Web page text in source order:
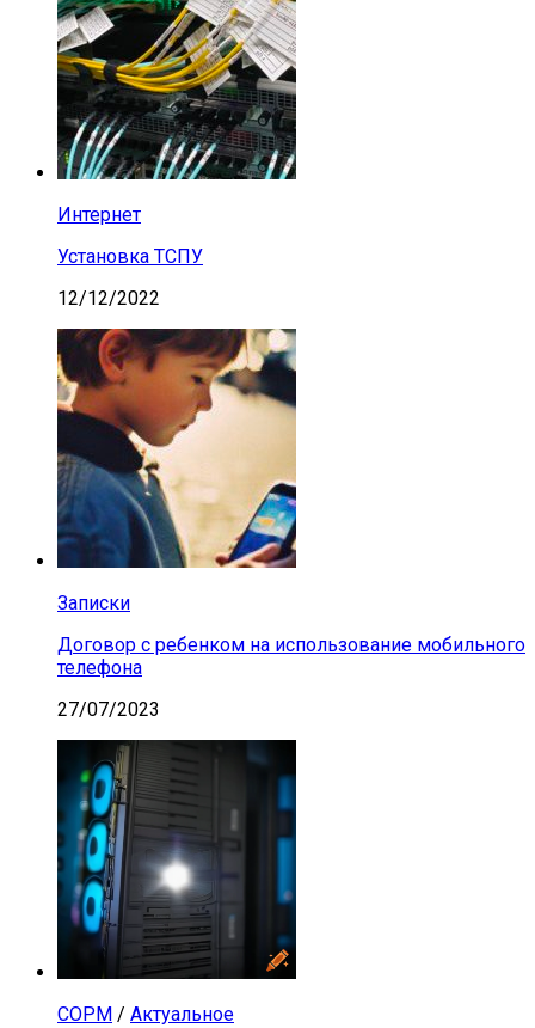
Интернет
Установка ТСПУ
12/12/2022
Записки
Договор с ребенком на использование мобильного
телефона
27/07/2023
СОРМ / Актуальное